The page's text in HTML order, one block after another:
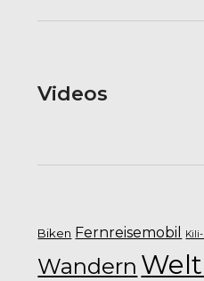
Videos
Biken Fernreisemobil
Wandern